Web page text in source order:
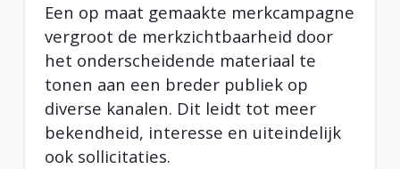
Een op maat gemaakte merkcampagne
vergroot de merkzichtbaarheid door
het onderscheidende materiaal te
tonen aan een breder publiek op
diverse kanalen. Dit leidt tot meer
bekendheid, interesse en uiteindelijk
ook sollicitaties.